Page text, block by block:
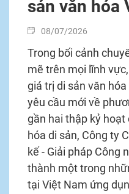
sản văn hóa
08/07/2026
Trong bối cảnh
mẽ trên mọi lĩnh
giá trị di sản văn
yêu cầu mới về
gần hai thập kỷ
hóa di sản, Công ty
kế - Giải pháp Công
thành một trong
tại Việt Nam ứng